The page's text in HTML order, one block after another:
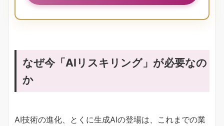
なぜ今「AIリスキリング」が必要なの
か
AI技術の進化、とくに生成AIの登場は、これまでの業